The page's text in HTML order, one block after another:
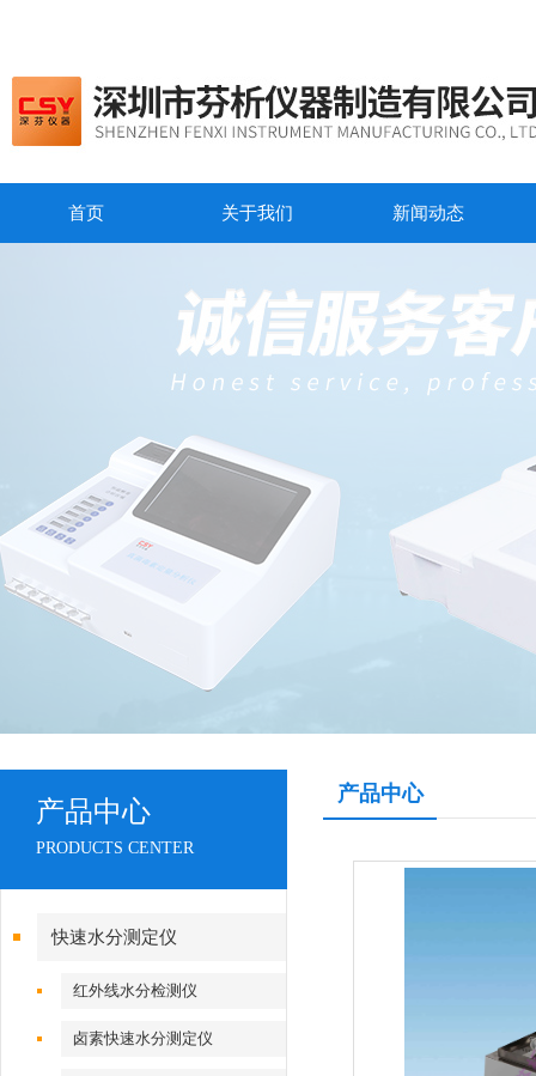
首页 关于我们 新闻动态
产品中心
PRODUCTS CENTER
快速水分测定仪
红外线水分检测仪
卤素快速水分测定仪
产品中心